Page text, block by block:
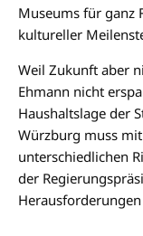
Museums für ganz
kultureller
Weil Zukunft aber
Ehmann nicht
Haushaltslage der
Würzburg muss
unterschiedlichen
der